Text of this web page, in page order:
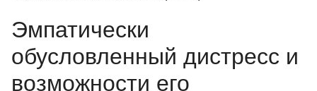
Эмпатически
обусловленный дистресс и
возможности его